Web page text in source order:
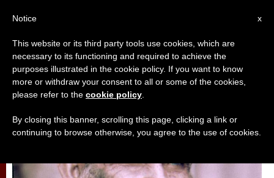
تأمّلات ,قديسون وطوباويون
x
Notice
This website or its third party tools use cookies, which are
necessary to its functioning and required to achieve the
purposes illustrated in the cookie policy. If you want to know
more or withdraw your consent to all or some of the cookies,
please refer to the cookie policy
By closing this banner, scrolling this page, clicking a link or
continuing to browse otherwise, you agree to the use of cookies.